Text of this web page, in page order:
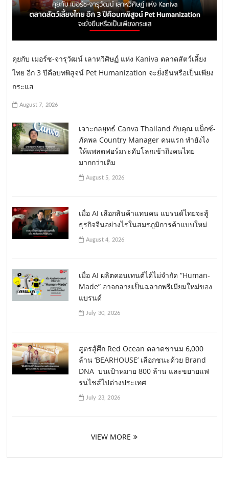
คุยกับ เมอร์ซ-จารุวัฒน์ เลาหวิศิษฏ์ แห่ง Kaniva ตลาดสัตว์เลี้ยง
ไทย อีก 3 ปีคือบทพิสูจน์ Pet Humanization จะยั่งยืนหรือเป็นเพียง
กระแส
August 7, 2026
เจาะกลยุทธ์ Canva Thailand กับคุณ แม็กซ์-
ภัคพล Country Manager คนแรก ทำยังไง
ให้แพลตฟอร์มระดับโลกเข้าถึงคนไทย
มากกว่าเดิม
August 5, 2026
เมื่อ AI เลือกสินค้าแทนคน แบรนด์ไทยจะสู้
ธุรกิจจีนอย่างไรในสมรภูมิการค้าแบบใหม่
August 4, 2026
เมื่อ AI ผลิตคอนเทนต์ได้ไม่จำกัด “Human-
Made” อาจกลายเป็นฉลากพรีเมียมใหม่ของ
แบรนด์
July 30, 2026
สูตรสู้ศึก Red Ocean ตลาดชานม 6,000
ล้าน ‘BEARHOUSE’ เลือกชนะด้วย Brand
DNA บนเป้าหมาย 800 ล้าน และขยายแฟ
รนไชส์ไปต่างประเทศ
July 23, 2026
VIEW MORE